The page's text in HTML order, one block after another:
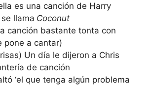
es una canción de Harry
llama Coconut
canción bastante tonta con
pone a cantar)
Un día le dijeron a Chris
de canción
‘el que tenga algún problema